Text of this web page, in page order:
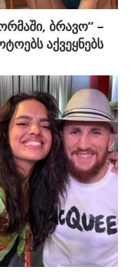
ბრავო“ –
აქვეყნებს